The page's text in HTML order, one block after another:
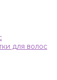
для волос